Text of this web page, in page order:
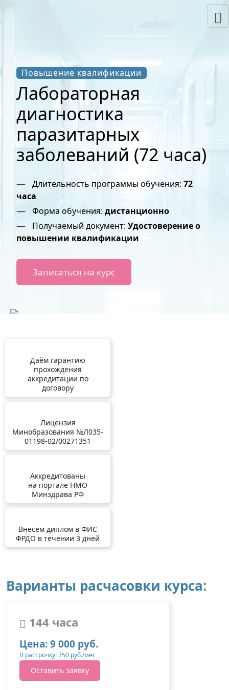
Повышение квалификации
Лабораторная
диагностика
паразитарных
заболеваний (72 часа)
Длительность программы обучения: 72
часа
Форма обучения: дистанционно
Получаемый документ:Удостоверение о
повышении квалификации
Записаться на курс
Даём гарантию
прохождения
аккредитации по
договору
Лицензия
Минобразования №Л035-
01198-02/00271351
Аккредитованы
на портале НМО
Минздрава РФ
Внесем диплом в ФИС
ФРДО в течении 3 дней
Варианты расчасовки курса:
144 часа
Цена: 9 000 руб.
В рассрочку: 750 руб./мес
Оставить заявку